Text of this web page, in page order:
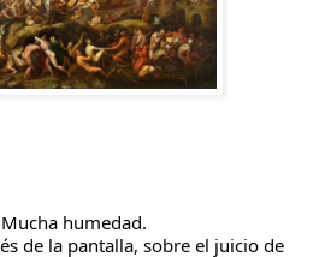
humedad.
de la pantalla, sobre el juicio de